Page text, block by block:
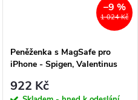
1 024 Kč
–9 %
Peněženka s MagSafe pro
iPhone - Spigen, Valentinus
922 Kč